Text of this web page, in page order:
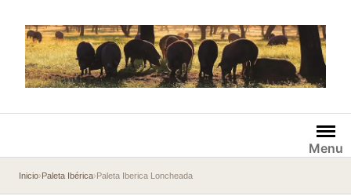
contenido
Menu
Inicio›Paleta Ibérica›Paleta Iberica Loncheada